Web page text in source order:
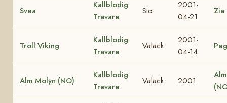
Svea
Kallblodig
Travare
Sto
2001-
04-21
Zia
Troll Viking
Kallblodig
Travare
Valack
2001-
04-14
Alm Molyn (NO)
Kallblodig
Travare
Valack 2001